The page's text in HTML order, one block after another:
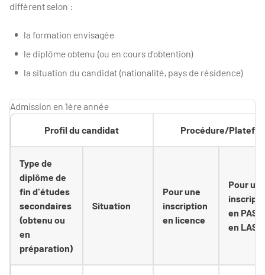
diffèrent selon :
la formation envisagée
le diplôme obtenu (ou en cours d’obtention)
la situation du candidat (nationalité, pays de résidence)
Admission en 1ère année
Profil du candidat Procédure/
Type de
diplôme de
fin d'études
secondaires
(obtenu ou
en
préparation)
Situation
Pour une
inscription
en licence
Pour
en
en LAS